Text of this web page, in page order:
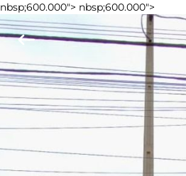
nbsp;600.000"> nbsp;600.000">
keyboard_backspace